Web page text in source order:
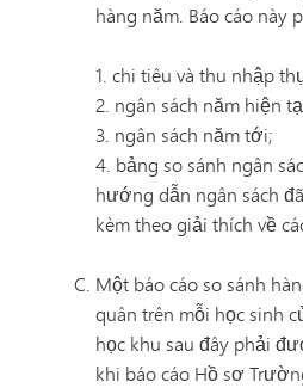
hàng năm. Báo cáo này
1. chi tiêu và thu nhập
2. ngân sách năm hiện
3. ngân sách năm tới;
4. bảng so sánh ngân
hướng dẫn ngân sách
kèm theo giải thích về
Một báo cáo so sánh
quân trên mỗi học sinh
học khu sau đây phải
khi báo cáo Hồ sơ